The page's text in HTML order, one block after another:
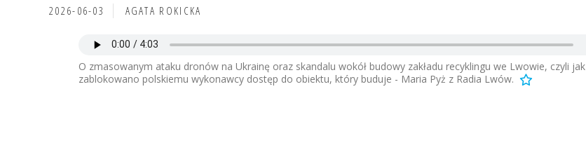
2026-06-03 AGATA ROKICKA
O zmasowanym ataku dronów na Ukrainę oraz skandalu wokół budowy zakładu recyklingu we Lwowie, czyli jak
zablokowano polskiemu wykonawcy dostęp do obiektu, który buduje - Maria Pyż z Radia Lwów.